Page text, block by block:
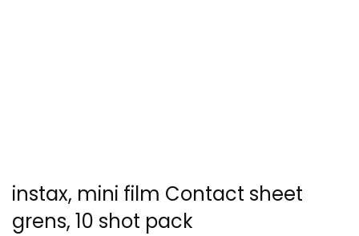
instax, mini film Contact sheet
grens, 10 shot pack